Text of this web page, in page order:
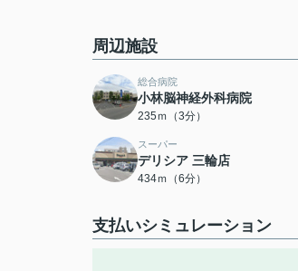
周辺施設
総合病院
小林脳神経外科病院
235ｍ（3分）
スーパー
デリシア 三輪店
434ｍ（6分）
支払いシミュレーション